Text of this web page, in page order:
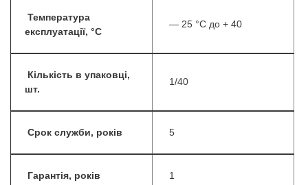
Температура
експлуатації, °С
— 25 °С до + 40
Кількість в упаковці,
шт.
1/40
Срок служби, років 5
Гарантія, років 1